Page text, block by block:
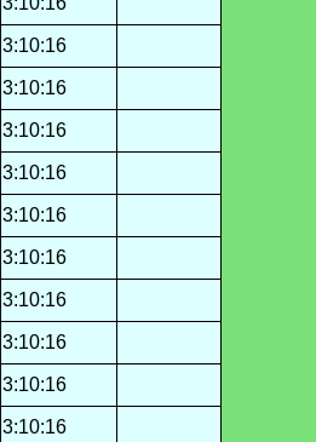
3:10:16
3:10:16
3:10:16
3:10:16
3:10:16
3:10:16
3:10:16
3:10:16
3:10:16
3:10:16